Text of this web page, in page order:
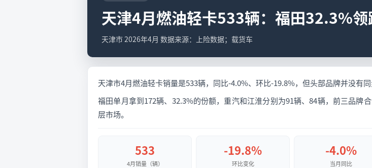
天津4月燃油轻卡533辆：福田32.3%
天津市 2026年4月 数据来源：上险数据；载货车
天津市4月燃油轻卡销量是533辆，同比-4.0%、环比-19.8%，但头部品牌并没有
福田单月拿到172辆、32.3%的份额，重汽和江淮分别为91辆、84辆，前三品牌
层市场。
533
4月销量（辆）
-19.8%
环比变化
-4.0%
当月同比